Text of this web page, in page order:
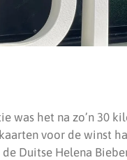
was het na zo’n 30
voor de winst
Duitse Helena